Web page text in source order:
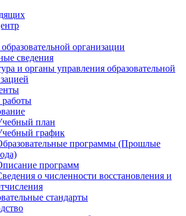
организации
сведения
и органы управления образовательной
план
график
программы (Прошлые
программ
о численности восстановления и
стандарты